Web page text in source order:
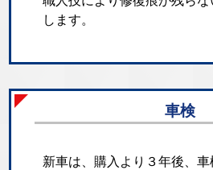
します。
車検
新車は、購入より３年後、